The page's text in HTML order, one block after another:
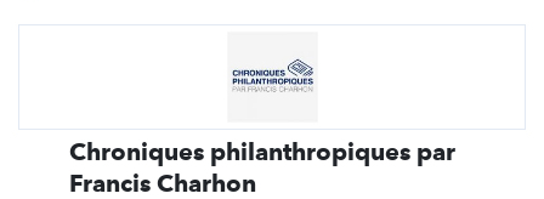
Chroniques philanthropiques par
Francis Charhon